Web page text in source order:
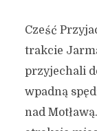
Cześć
trakcie
przyjechali
wpadną
nad